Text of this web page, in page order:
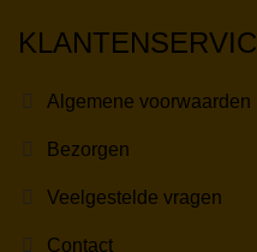
Algemene voorwaarden
Bezorgen
Veelgestelde vragen
Contact